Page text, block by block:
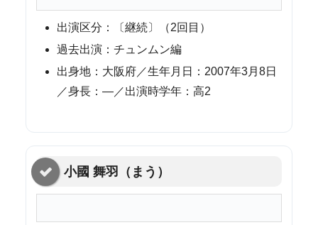
出演区分：〔継続〕（2回目）
過去出演：チュンムン編
出身地：大阪府／生年月日：2007年3月8日
／身長：—／出演時学年：高2
小國 舞羽（まう）